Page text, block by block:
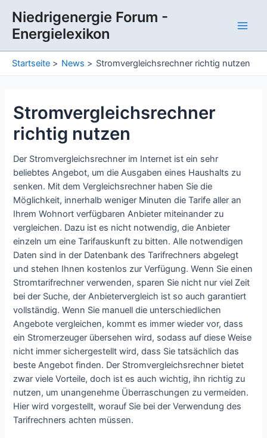
Inhalt
springen
Niedrigenergie Forum -
Energielexikon
Startseite News Stromvergleichsrechner richtig nutzen
Stromvergleichsrechner
richtig nutzen
Der Stromvergleichsrechner im Internet ist ein sehr
beliebtes Angebot, um die Ausgaben eines Haushalts zu
senken. Mit dem Vergleichsrechner haben Sie die
Möglichkeit, innerhalb weniger Minuten die Tarife aller an
Ihrem Wohnort verfügbaren Anbieter miteinander zu
vergleichen. Dazu ist es nicht notwendig, die Anbieter
einzeln um eine Tarifauskunft zu bitten. Alle notwendigen
Daten sind in der Datenbank des Tarifrechners abgelegt
und stehen Ihnen kostenlos zur Verfügung. Wenn Sie einen
Stromtarifrechner verwenden, sparen Sie nicht nur viel Zeit
bei der Suche, der Anbietervergleich ist so auch garantiert
vollständig. Wenn Sie manuell die unterschiedlichen
Angebote vergleichen, kommt es immer wieder vor, dass
ein Stromerzeuger übersehen wird, sodass auf diese Weise
nicht immer sichergestellt wird, dass Sie tatsächlich das
beste Angebot finden. Der Stromvergleichsrechner bietet
zwar viele Vorteile, doch ist es auch wichtig, ihn richtig zu
nutzen, um unangenehme Überraschungen zu vermeiden.
Hier wird vorgestellt, worauf Sie bei der Verwendung des
Tarifrechners achten müssen.